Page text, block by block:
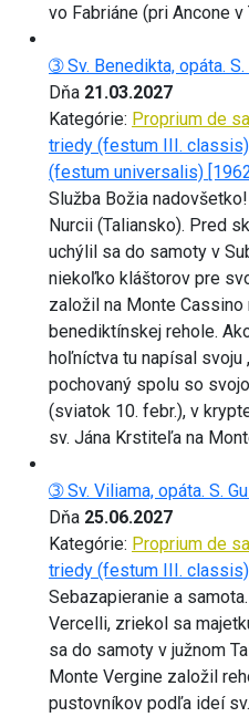
vo Fabriáne (pri Ancone v
➂ Sv. Benedikta, opáta.
Dňa 21.03.2027
Kategórie: Proprium de
triedy (festum III.
(festum universalis)
Služba Božia
Nurcii (Taliansko). Pred
uchýlil sa do samoty v
niekoľko kláštorov pre
založil na Monte
benediktínskej rehole.
hoľníctva tu napísal svoju
pochovaný spolu so
(sviatok 10. febr.), v
sv. Jána Krstiteľa na
➂ Sv. Viliama, opáta. S.
Dňa 25.06.2027
Kategórie: Proprium de
triedy (festum III.
Sebazapieranie a
Vercelli, zriekol sa
sa do samoty v južnom
Monte Vergine založil
pustovníkov podľa ideí